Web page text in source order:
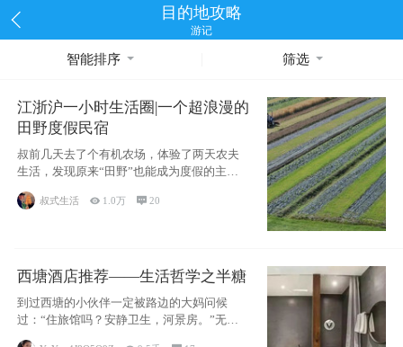
目的地攻略
游记
智能排序 筛选
江浙沪一小时生活圈|一个超浪漫的
田野度假民宿
叔前几天去了个有机农场，体验了两天农夫
生活，发现原来“田野”也能成为度假的主旋
律。江
叔式生活  1.0万 20
西塘酒店推荐——生活哲学之半糖
到过西塘的小伙伴一定被路边的大妈问候
过：“住旅馆吗？安静卫生，河景房。”无意